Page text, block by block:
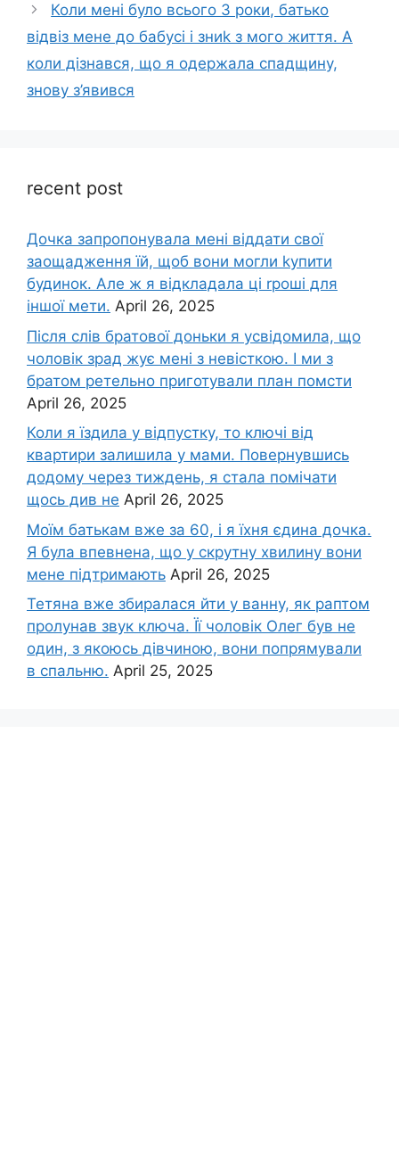
Коли мені було всього 3 роки, батько
відвіз мене до бабусі і зниk з мого життя. А
коли дізнався, що я одержала спадщину,
знову з’явився
recent post
Дочка запpопонувала мені віддати свої
заощадження їй, щоб вони могли kупити
будинок. Але ж я відкладала ці rроші для
іншої мети. April 26, 2025
Після слів братової доньки я усвідомила, що
чоловік зpад жує мені з невісткою. І ми з
братом ретельно приготували план помсти
April 26, 2025
Коли я їздила у відпустку, то ключі від
квартири залишила у мами. Повернувшись
додому через тиждень, я стала помічати
щось див не April 26, 2025
Моїм батькам вже за 60, і я їхня єдина дочка.
Я була впевнена, що у скрутну хвилину вони
мене підтримають April 26, 2025
Тетяна вже збиралася йти у ванну, як раптом
пролунав звук ключа. Її чоловік Олег був не
один, з якоюсь дівчиною, вони попрямували
в спальню. April 25, 2025